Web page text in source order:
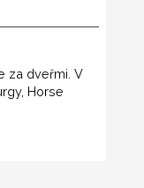
za dveřmi. V
Horse